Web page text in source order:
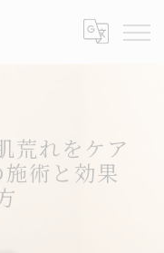
荒れをケア
術と効果